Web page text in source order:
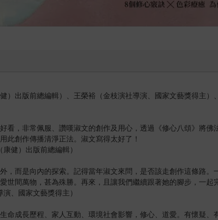
）出版前總編輯）、王榮裕（金枝演社導演、國家文藝獎得主
看，非常佩服、讚嘆淑文的創作及用心，透過《修心八頌》將
此創作傳播清淨正法。淑文寫得太好了！
健）出版前總編輯）
，而是向內的探索。記得當年淑文來問，是否該走創作這條路
世間萬物，甚為殊勝。再來，且讓我們繼續跟著她的腳步，一起
、國家文藝獎得主）
命成長歷程、家人互動、環境社會影響，修心、道愛。有懷疑